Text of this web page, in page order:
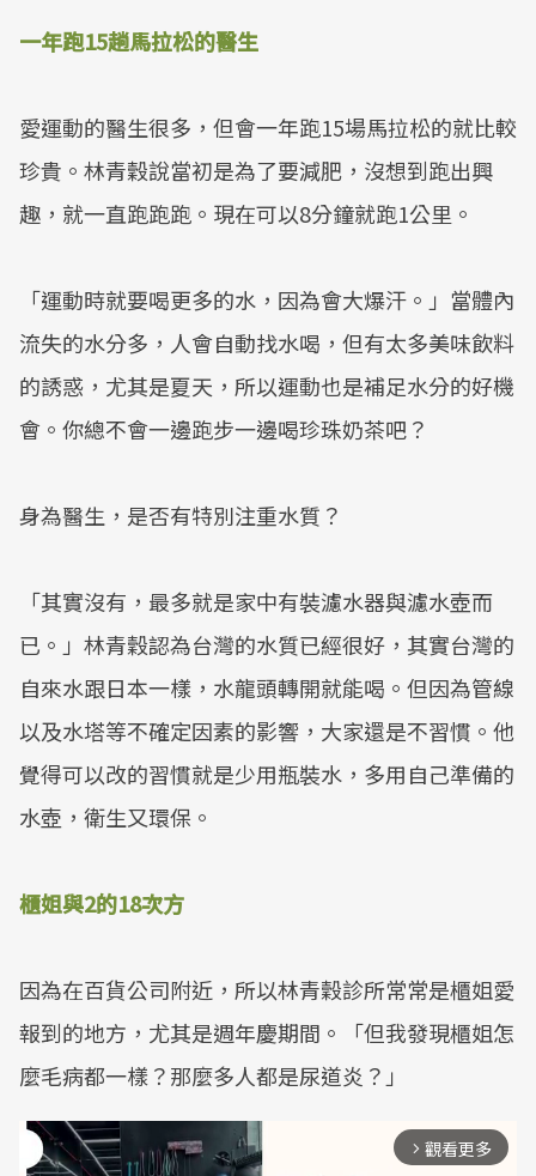
一年跑15趟馬拉松的醫生
愛運動的醫生很多，但會一年跑15場馬拉松的就比較
珍貴。林青穀說當初是為了要減肥，沒想到跑出興
趣，就一直跑跑跑。現在可以8分鐘就跑1公里。
「運動時就要喝更多的水，因為會大爆汗。」當體內
流失的水分多，人會自動找水喝，但有太多美味飲料
的誘惑，尤其是夏天，所以運動也是補足水分的好機
會。你總不會一邊跑步一邊喝珍珠奶茶吧？
身為醫生，是否有特別注重水質？
「其實沒有，最多就是家中有裝濾水器與濾水壺而
已。」林青穀認為台灣的水質已經很好，其實台灣的
自來水跟日本一樣，水龍頭轉開就能喝。但因為管線
以及水塔等不確定因素的影響，大家還是不習慣。他
覺得可以改的習慣就是少用瓶裝水，多用自己準備的
水壺，衛生又環保。
櫃姐與2的18次方
因為在百貨公司附近，所以林青穀診所常常是櫃姐愛
報到的地方，尤其是週年慶期間。「但我發現櫃姐怎
麼毛病都一樣？那麼多人都是尿道炎？」
arrow_forward_ios 觀看更多